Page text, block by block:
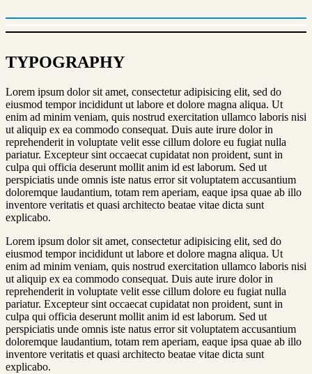
TYPOGRAPHY
Lorem ipsum dolor sit amet, consectetur adipisicing elit, sed do
eiusmod tempor incididunt ut labore et dolore magna aliqua. Ut
enim ad minim veniam, quis nostrud exercitation ullamco laboris nisi
ut aliquip ex ea commodo consequat. Duis aute irure dolor in
reprehenderit in voluptate velit esse cillum dolore eu fugiat nulla
pariatur. Excepteur sint occaecat cupidatat non proident, sunt in
culpa qui officia deserunt mollit anim id est laborum. Sed ut
perspiciatis unde omnis iste natus error sit voluptatem accusantium
doloremque laudantium, totam rem aperiam, eaque ipsa quae ab illo
inventore veritatis et quasi architecto beatae vitae dicta sunt
explicabo.
Lorem ipsum dolor sit amet, consectetur adipisicing elit, sed do
eiusmod tempor incididunt ut labore et dolore magna aliqua. Ut
enim ad minim veniam, quis nostrud exercitation ullamco laboris nisi
ut aliquip ex ea commodo consequat. Duis aute irure dolor in
reprehenderit in voluptate velit esse cillum dolore eu fugiat nulla
pariatur. Excepteur sint occaecat cupidatat non proident, sunt in
culpa qui officia deserunt mollit anim id est laborum. Sed ut
perspiciatis unde omnis iste natus error sit voluptatem accusantium
doloremque laudantium, totam rem aperiam, eaque ipsa quae ab illo
inventore veritatis et quasi architecto beatae vitae dicta sunt
explicabo.